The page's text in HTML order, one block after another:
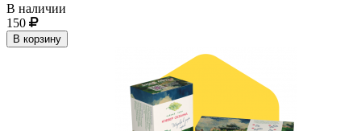
В наличии
150
В корзину